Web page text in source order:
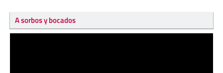
A sorbos y bocados